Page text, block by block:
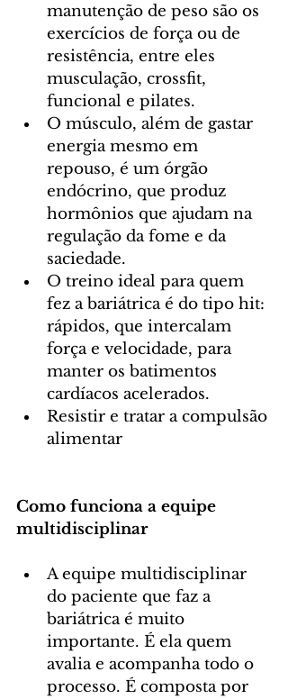
manutenção de peso são os
exercícios de força ou de
resistência, entre eles
musculação, crossfit,
funcional e pilates.
O músculo, além de gastar
energia mesmo em
repouso, é um órgão
endócrino, que produz
hormônios que ajudam na
regulação da fome e da
saciedade.
O treino ideal para quem
fez a bariátrica é do tipo hit:
rápidos, que intercalam
força e velocidade, para
manter os batimentos
cardíacos acelerados.
Resistir e tratar a compulsão
alimentar
Como funciona a equipe
multidisciplinar
A equipe multidisciplinar
do paciente que faz a
bariátrica é muito
importante. É ela quem
avalia e acompanha todo o
processo. É composta por